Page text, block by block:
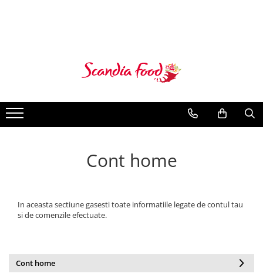
Cont home
In aceasta sectiune gasesti toate informatiile legate de contul tau
si de comenzile efectuate.
Cont home